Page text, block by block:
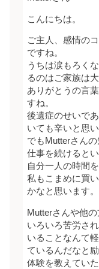
こんにちは。
ご主人、感情の
ですね。
うちは涙もろく
るのはご家族は
ありがとうの言
すね。
後遺症のせいで
いても辛いと思い
でもMutterさん
仕事を続けると
自分一人の時間
私もこまめに買
かなと思います。
Mutterさんや他
いろいろ苦労さ
いることなんて
ているんだなと
体験を教えてい